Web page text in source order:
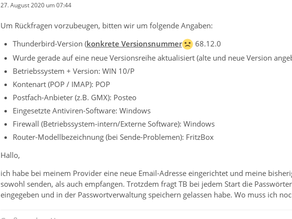
27. August 2020 um 07:44
Um Rückfragen vorzubeugen, bitten wir um folgende Angaben:
Thunderbird-Version (konkrete Versionsnummer
68.12.0
Wurde gerade auf eine neue Versionsreihe aktualisiert (alte und neue Version
Betriebssystem + Version: WIN 10/P
Kontenart (POP / IMAP): POP
Postfach-Anbieter (z.B. GMX): Posteo
Eingesetzte Antiviren-Software: Windows
Firewall (Betriebssystem-intern/Externe Software): Windows
Router-Modellbezeichnung (bei Sende-Problemen): FritzBox
Hallo,
ich habe bei meinem Provider eine neue Email-Adresse eingerichtet und meine
sowohl senden, als auch empfangen. Trotzdem fragt TB bei jedem Start die
eingegeben und in der Passwortverwaltung speichern gelassen habe. Wo muss ich